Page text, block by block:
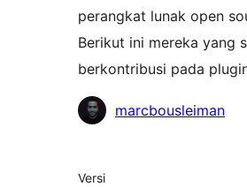
perangkat lunak open
Berikut ini mereka yang
berkontribusi pada
Kontributormarcbousleiman
Meta
Versi